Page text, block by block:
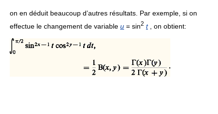
on en déduit beaucoup d’autres résultats. Par exemple, si on
effectue le changement de variable u = sin2 t, on obtient: